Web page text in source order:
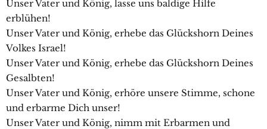
Unser Vater und König, lasse uns baldige Hilfe
erblühen!
Unser Vater und König, erhebe das Glückshorn Deines
Volkes Israel!
Unser Vater und König, erhebe das Glückshorn Deines
Gesalbten!
Unser Vater und König, erhöre unsere Stimme, schone
und erbarme Dich unser!
Unser Vater und König, nimm mit Erbarmen und